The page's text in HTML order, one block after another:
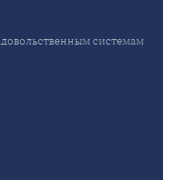
системам